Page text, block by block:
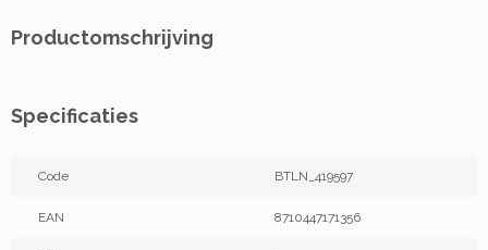
Productomschrijving
Specificaties
Code BTLN_419597
EAN 8710447171356